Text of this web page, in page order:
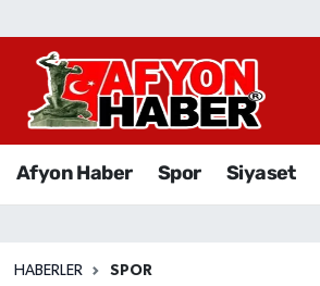
Afyon Haber Spor Siyaset
HABERLER SPOR
Afyon Haber